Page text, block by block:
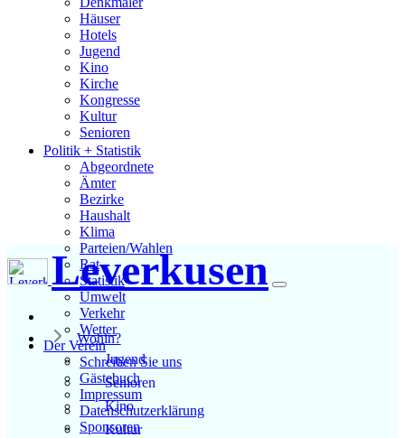
Häuser
Hotels
Jugend
Kino
Kirche
Kongresse
Kultur
Senioren
Stadtführer
Straßen
Politik + Statistik
Abgeordnete
Ämter
Bezirke
Haushalt
Klima
Parteien/Wahlen
Rat
Statistik
Umwelt
Verkehr
Wetter
Der Verein
Schreiben Sie uns
Gästebuch
Impressum
Datenschutzerklärung
Sponsoren
Leverkusen
Wohin?
Jugend
Senioren
Kino
Kultur